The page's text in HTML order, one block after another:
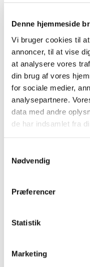
Denne hjemmeside
Vi bruger cookies til
annoncer, til at vise
at analysere vores
din brug af vores
for sociale medier,
analysepartnere.
data med andre
de har indsamlet fra
Nødvendig
Præferencer
Statistik
Marketing
Er certificeret i